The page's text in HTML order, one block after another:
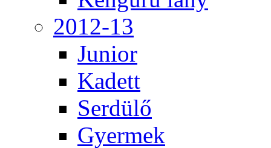
2012-13
Junior
Kadett
Serdülő
Gyermek